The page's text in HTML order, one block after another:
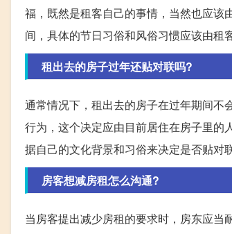
福，既然是租客自己的事情，当然也应该
间，具体的节日习俗和风俗习惯应该由租
租出去的房子过年还贴对联吗?
通常情况下，租出去的房子在过年期间不
行为，这个决定应由目前居住在房子里的
据自己的文化背景和习俗来决定是否贴对联
房客想减房租怎么沟通?
当房客提出减少房租的要求时，房东应当